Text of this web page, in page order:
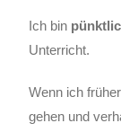
Ich bin
Unterricht.
Wenn ich
gehen und